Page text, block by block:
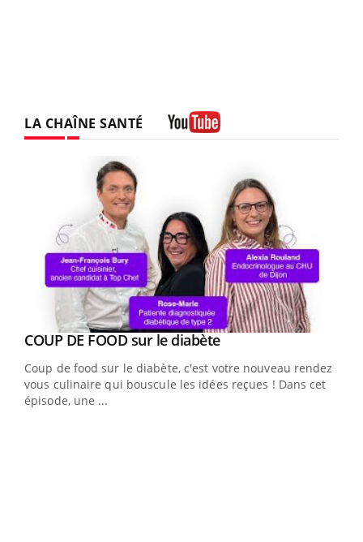
LA CHAÎNE SANTÉ
Youtube
COUP DE FOOD sur le diabèteYoutube
Coup de food sur le diabète, c'est votre nouveau rendez-
vous culinaire qui bouscule les idées reçues ! Dans cet
épisode, une ...